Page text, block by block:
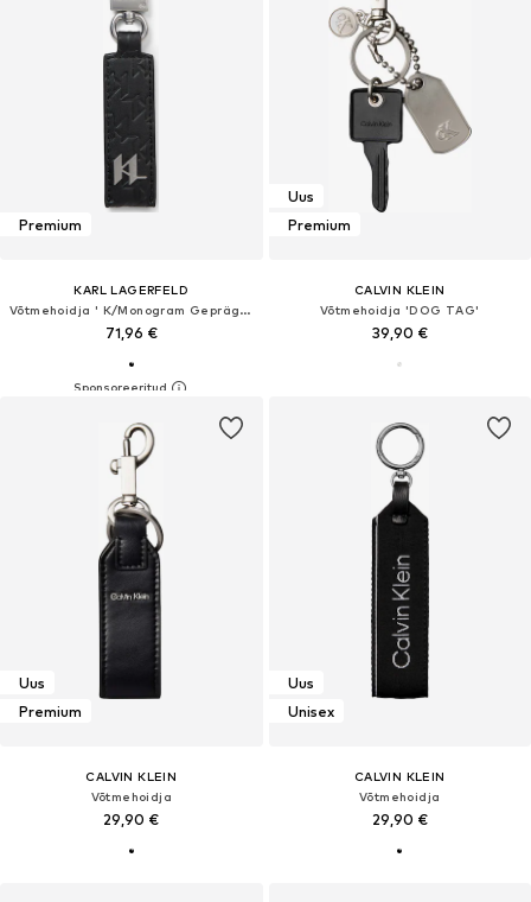
Premium
KARL LAGERFELD
Võtmehoidja ' K/Monogram Geprägter Schlüsselanhänger '
71,96 €
Uus
Premium
CALVIN KLEIN
Võtmehoidja 'DOG TAG'
39,90 €
Uus
Premium
CALVIN KLEIN
Võtmehoidja
29,90 €
Uus
Unisex
CALVIN KLEIN
Võtmehoidja
29,90 €